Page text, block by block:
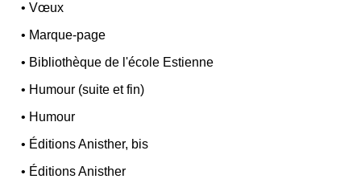
•Vœux
• Marque-page
• Bibliothèque de l'école Estienne
• Humour (suite et fin)
• Humour
• Éditions Anisther, bis
• Éditions Anisther